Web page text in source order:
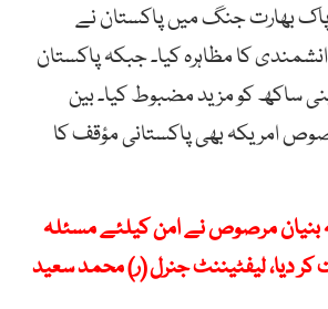
بھارت جنگ میں پاکستان نے
کا مظاہرہ کیا۔ جبکہ پاکستان
ساکھ کو مزید مضبوط کیا۔ بین
امریکہ بھی پاکستانی مؤقف کا
بنیان مرصوص نے امن کیلئے مسئلہ
کر دیا، لیفٹیننٹ جنرل (ر) محمد سعید